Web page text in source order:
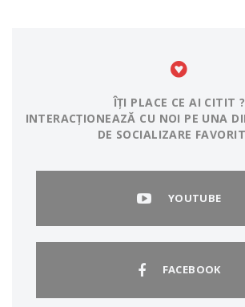
ÎȚI PLACE CE AI CITIT ?
INTERACȚIONEAZĂ CU NOI PE UNA
DE SOCIALIZARE
YOUTUBE
FACEBOOK